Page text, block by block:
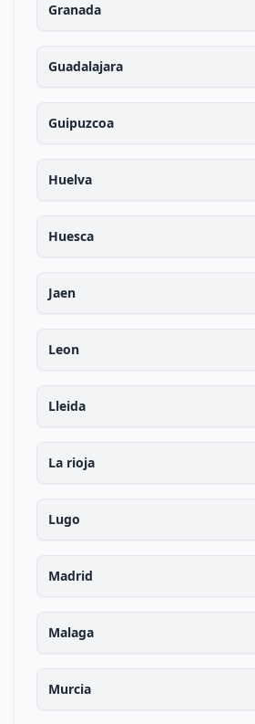
Granada
Guadalajara
Guipuzcoa
Huelva
Huesca
Jaen
Leon
Lleida
La rioja
Lugo
Madrid
Malaga
Murcia